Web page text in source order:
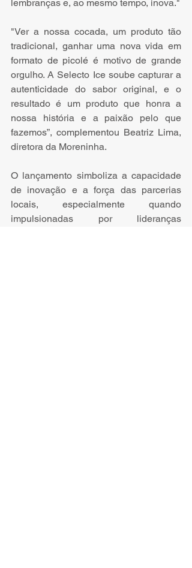
lembranças e, ao mesmo tempo, inova."
"Ver a nossa cocada, um produto tão
tradicional, ganhar uma nova vida em
formato de picolé é motivo de grande
orgulho. A Selecto Ice soube capturar a
autenticidade do sabor original, e o
resultado é um produto que honra a
nossa história e a paixão pelo que
fazemos”, complementou Beatriz Lima,
diretora da Moreninha.
O lançamento simboliza a capacidade
de inovação e a força das parcerias
locais, especialmente quando
impulsionadas por lideranças